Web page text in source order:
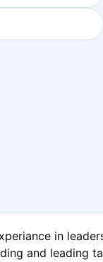
in
and leading